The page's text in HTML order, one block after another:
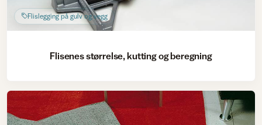
Flislegging på gulv og vegg
Flisenes størrelse, kutting og beregning